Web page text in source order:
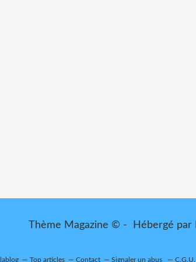
Thème Magazine © - Hébergé par
Top articles Contact Signaler un abus C.G.U.